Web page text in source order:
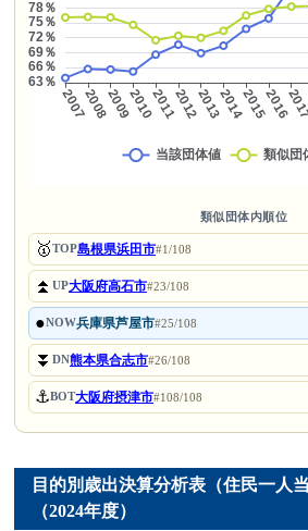
類似団体内順位
🥇TOP島根県浜田市#1/108
⏫UP大阪府高石市#23/108
●NOW兵庫県芦屋市#25/108
⏬DN熊本県合志市#26/108
⚓BOT大阪府摂津市#108/108
目的別歳出決算分析表（住民一人
（2024年度）